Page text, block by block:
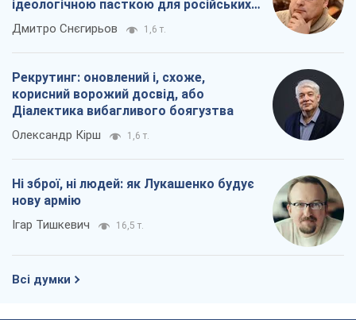
ідеологічною пасткою для російських
окупантів
Дмитро Снєгирьов 1,6 т.
Рекрутинг: оновлений і, схоже,
корисний ворожий досвід, або
Діалектика вибагливого боягузтва
Олександр Кірш 1,6 т.
Ні зброї, ні людей: як Лукашенко будує
нову армію
Ігар Тишкевич 16,5 т.
Всі думки